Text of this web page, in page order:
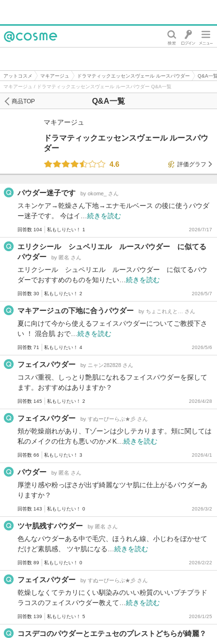
アットコスメ マキアージュ ドラマティックエッセンスヴェール ルースパウダー
Q&A一
マキアージュ / ドラマティックエッセンスヴェール ルースパウダー Q&A一覧
Q&A一覧
商品TOP
マキアージュ
ドラマティックエッセンスヴェール ルースパウ
ダー
4.6
評価グラフ
パウダー迷子です by okome_ さん
スキンケア→乾燥さん下地→エナモルベース の後に使うパウダ
ー迷子です。 今はイ… 続きを読む
回答数 104 私もしりたい！ 1 2026/7/17
エリクシール シュペリエル ルースパウダー に似てる
パウダー
by 匿名 さん
エリクシール シュペリエル ルースパウダー に似てるパウ
ダーでおすすめのものを知りたい… 続きを読む
回答数 30 私もしりたい！ 2 2026/5/7
マキアージュの下地に合うパウダー by ちょこれえと… さん
夏に向けて今から使えるフェイスパウダーについてご教授下さ
い ！ 混合肌 おで… 続きを読む
回答数 71 私もしりたい！ 4 2026/5/6
フェイスパウダー by ニャン282828 さん
コスパ重視、しっとり艶肌になれるフェイスパウダーを探して
ます。おすすめはありますか？
回答数 145 私もしりたい！ 2 2026/4/28
フェイスパウダー by すぬーぴーらぶ★彡 さん
頬が乾燥崩れがあり、Tゾーンは少しテカります。頬に関しては
私のメイクの仕方も悪いのかメK… 続きを読む
回答数 66 私もしりたい！ 3 2026/4/1
パウダー by 匿名 さん
厚塗り感や粉っぽさが出ず綺麗なツヤ肌に仕上がるパウダーあ
りますか？
回答数 143 私もしりたい！ 0 2026/3/2
ツヤ肌残すパウダー by 匿名 さん
色んなパウダーある中で毛穴、ほうれん線、小じわをぼかせて
だけど素肌感、 ツヤ肌になる… 続きを読む
回答数 89 私もしりたい！ 0 2026/2/22
フェイスパウダー by すぬーぴーらぶ★彡 さん
乾燥しなくてテカリにくい馴染みのいい粉質のいいプチプラド
ラコスのフェイスパウダー教えて… 続きを読む
回答数 139 私もしりたい！ 5 2026/1/25
コスデコのパウダーとエテュセのプレストどちらが綺麗？